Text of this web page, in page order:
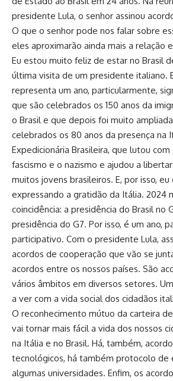
presidente Lula, o senhor assinou
O que o senhor pode nos falar sobre
eles aproximarão ainda mais a relação
Eu estou muito feliz de estar no Brasil
última visita de um presidente italiano.
representa um ano, particularmente,
que são celebrados os 150 anos da
o Brasil e que depois foi muito
celebrados os 80 anos da presença na
Expedicionária Brasileira, que lutou
fascismo e o nazismo e ajudou a
muitos jovens brasileiros. E, por isso, eu
expressando a gratidão da Itália. 2024
coincidência: a presidência do Brasil no
presidência do G7. Por isso, é um ano,
participativo. Com o presidente Lula,
acordos de cooperação que vão se
acordos entre os nossos países. São
vários âmbitos em diversos setores.
a ver com a vida social dos cidadãos
O reconhecimento mútuo da carteira
vai tornar mais fácil a vida dos nossos
na Itália e no Brasil. Há, também,
tecnológicos, há também protocolo
algumas universidades. Enfim, os